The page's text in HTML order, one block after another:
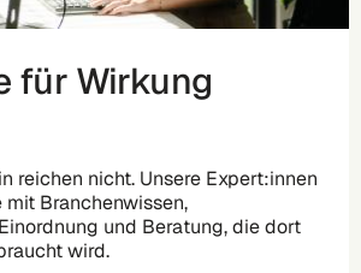
für Wirkung
reichen nicht. Unsere Expert:innen
Branchenwissen,
und Beratung, die dort
wird.